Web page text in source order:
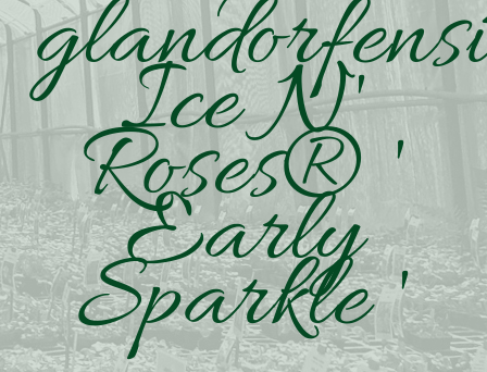
Ice N'
Roses® '
Early
Sparkle '